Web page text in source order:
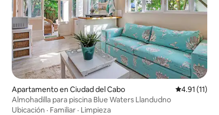
Apartamento en Ciudad del Cabo Calificación
4.91 (11)
Almohadilla para piscina Blue Waters Llandudno
Ubicación · Familiar · Limpieza